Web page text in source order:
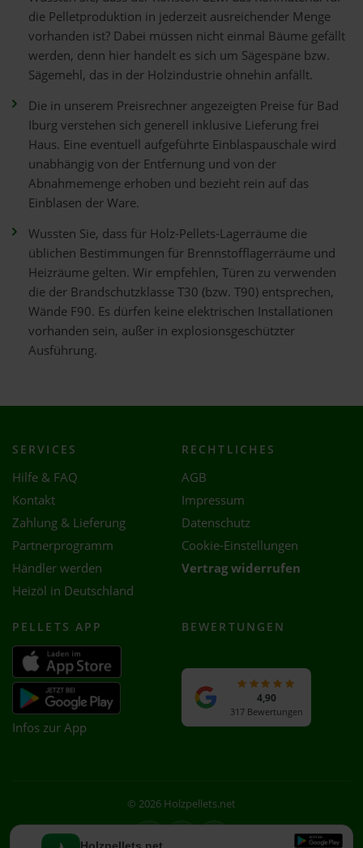
die Pelletproduktion in jederzeit ausreichender Menge
vorhanden ist? Dabei müssen nicht einmal Bäume gefällt
werden, denn hier handelt es sich um Sägespäne bzw.
Sägemehl, das in der Holzindustrie ohnehin anfällt.
Die in unserem Preisrechner angezeigten Preise für Bad
Iburg verstehen sich generell inklusive Lieferung frei
Haus. Eine eventuell aufgeführte Einblaspauschale wird
unabhängig von der Entfernung und von der
Abnahmemenge erhoben und bezieht rein auf das
Einblasen der Ware.
Wussten Sie, dass für Holz-Pellets-Lagerräume die
üblichen Bestimmungen für Brennstofflagerräume und
Heizräume gelten. Wir empfehlen, Türen zu verwenden
die der Brandschutzklasse T30 (bzw. T90) entsprechen,
Wände F90. Es dürfen keine elektrischen Installationen
vorhanden sein, außer in explosionsgeschützter
Ausführung.
Holzpellets.net
SERVICES
Hilfe & FAQ
Kontakt
Zahlung & Lieferung
Partnerprogramm
Händler werden
Heizöl in Deutschland
RECHTLICHES
AGB
Impressum
Datenschutz
Cookie-Einstellungen
Vertrag widerrufen
PELLETS APP
Infos zur App
BEWERTUNGEN
4,90
317 Bewertungen
© 2026 Holzpellets.net
Facebook